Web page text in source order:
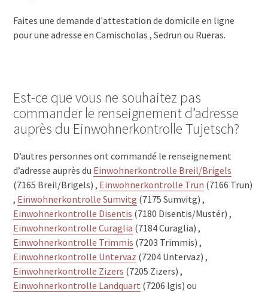
Faites une demande d'attestation de domicile en ligne
pour une adresse en Camischolas , Sedrun ou Rueras.
Est-ce que vous ne souhaitez pas
commander le renseignement d’adresse
auprès du Einwohnerkontrolle Tujetsch?
D’autres personnes ont commandé le renseignement
d’adresse auprès du Einwohnerkontrolle Breil/Brigels
(7165 Breil/Brigels) , Einwohnerkontrolle Trun (7166 Trun)
, Einwohnerkontrolle Sumvitg (7175 Sumvitg) ,
Einwohnerkontrolle Disentis (7180 Disentis/Mustér) ,
Einwohnerkontrolle Curaglia (7184 Curaglia) ,
Einwohnerkontrolle Trimmis (7203 Trimmis) ,
Einwohnerkontrolle Untervaz (7204 Untervaz) ,
Einwohnerkontrolle Zizers (7205 Zizers) ,
Einwohnerkontrolle Landquart (7206 Igis) ou